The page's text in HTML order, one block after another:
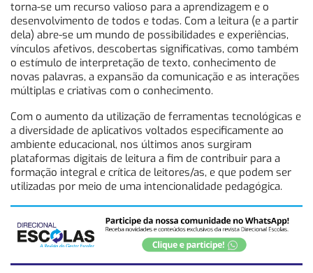
torna-se um recurso valioso para a aprendizagem e o
desenvolvimento de todos e todas. Com a leitura (e a partir
dela) abre-se um mundo de possibilidades e experiências,
vínculos afetivos, descobertas significativas, como também
o estímulo de interpretação de texto, conhecimento de
novas palavras, a expansão da comunicação e as interações
múltiplas e criativas com o conhecimento.
Com o aumento da utilização de ferramentas tecnológicas e
a diversidade de aplicativos voltados especificamente ao
ambiente educacional, nos últimos anos surgiram
plataformas digitais de leitura a fim de contribuir para a
formação integral e crítica de leitores/as, e que podem ser
utilizadas por meio de uma intencionalidade pedagógica.